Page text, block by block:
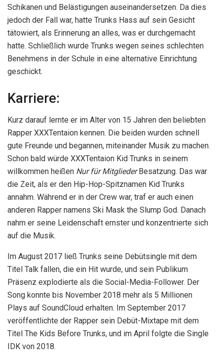
Schikanen und Belästigungen auseinandersetzen. Da dies
jedoch der Fall war, hatte Trunks Hass auf sein Gesicht
tätowiert, als Erinnerung an alles, was er durchgemacht
hatte. Schließlich wurde Trunks wegen seines schlechten
Benehmens in der Schule in eine alternative Einrichtung
geschickt.
Karriere:
Kurz darauf lernte er im Alter von 15 Jahren den beliebten
Rapper XXXTentaion kennen. Die beiden wurden schnell
gute Freunde und begannen, miteinander Musik zu machen.
Schon bald würde XXXTentaion Kid Trunks in seinem
willkommen heißen Nur für MitgliederBesatzung. Das war
die Zeit, als er den Hip-Hop-Spitznamen Kid Trunks
annahm. Während er in der Crew war, traf er auch einen
anderen Rapper namens Ski Mask the Slump God. Danach
nahm er seine Leidenschaft ernster und konzentrierte sich
auf die Musik.
Im August 2017 ließ Trunks seine Debütsingle mit dem
Titel Talk fallen, die ein Hit wurde, und sein Publikum
Präsenz explodierte als die Social-Media-Follower. Der
Song konnte bis November 2018 mehr als 5 Millionen
Plays auf SoundCloud erhalten. Im September 2017
veröffentlichte der Rapper sein Debüt-Mixtape mit dem
Titel The Kids Before Trunks, und im April folgte die Single
IDK von 2018.